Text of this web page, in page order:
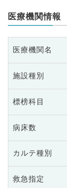
医療機関情報
医療機関名
施設種別
標榜科目
病床数
カルテ種別
救急指定